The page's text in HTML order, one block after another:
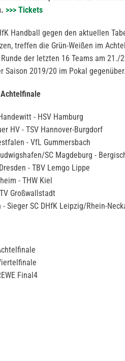
>>> Tickets
Handball gegen den aktuellen
treffen die Grün-Weißen im
der letzten 16 Teams am 21./
Saison 2019/20 im Pokal
- HSV Hamburg
HV - TSV Hannover-Burgdorf
- VfL Gummersbach
SC Magdeburg -
- TBV Lemgo Lippe
- THW Kiel
Großwallstadt
- Sieger SC DHfK Leipzig/Rhein-
Final4